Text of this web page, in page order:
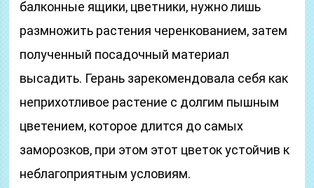
балконные ящики, цветники, нужно лишь
размножить растения черенкованием, затем
полученный посадочный материал
высадить. Герань зарекомендовала себя как
неприхотливое растение с долгим пышным
цветением, которое длится до самых
заморозков, при этом этот цветок устойчив к
неблагоприятным условиям.